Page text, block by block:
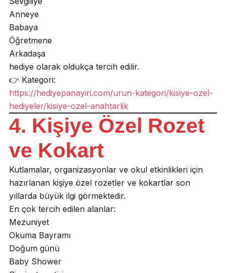
Anneye
Babaya
Öğretmene
Arkadaşa
hediye olarak oldukça tercih edilir.
👉 Kategori:
https://hediyepanayiri.com/urun-kategori/kisiye-ozel-
hediyeler/kisiye-ozel-anahtarlik
4. Kişiye Özel Rozet
ve Kokart
Kutlamalar, organizasyonlar ve okul etkinlikleri için
hazırlanan kişiye özel rozetler ve kokartlar son
yıllarda büyük ilgi görmektedir.
En çok tercih edilen alanlar:
Mezuniyet
Okuma Bayramı
Doğum günü
Baby Shower